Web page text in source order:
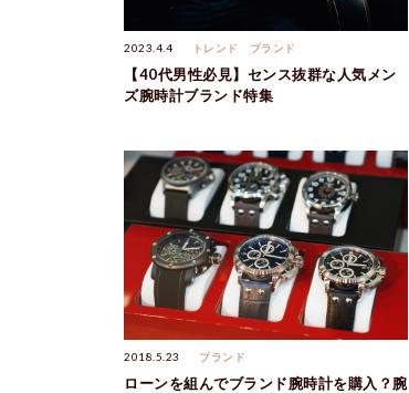
2023.4.4 トレンド ブランド
【40代男性必見】センス抜群な人気メン
ズ腕時計ブランド特集
2018.5.23 ブランド
ローンを組んでブランド腕時計を購入？腕